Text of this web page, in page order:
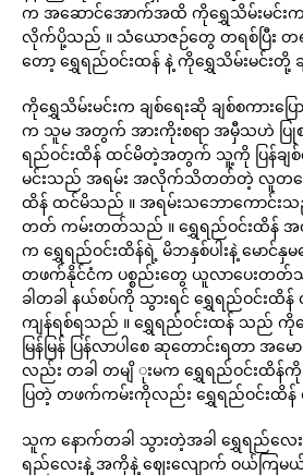
က အဆောင်အောက်အထိ ကိုရွှေသိမ်းမင်း
လိုက်ပို့သည် ။ သံယောဇဉ်တွေ တရစ်ပြီး တရ
တော့ ရွှေရည်ဝင်းထန် နဲ့ ကိုရွှေသိမ်းမင်းတို့
ကိုရွှေသိမ်းမင်းက ချစ်ရေးဆို ချစ်စကားပြ
က သူမ အတွက် အားကိုးစရာ အမှီသဟဲ ပ
ရည်ဝင်းထိန် ထင်မိတဲ့အတွက် သူ့ကို ပြန်ခ
မင်းသည် အရမ်း အလိုက်သိတတ်တဲ့ လူတယ
ထိန် ထင်မိသည် ။ အရမ်းသဘောကောင်းသည်
တတ် ကမ်းတတ်သည် ။ ရွှေရည်ဝင်းထိန်
က ရွှေရည်ဝင်းထိန်ရဲ့ မိဘနှစ်ပါးနဲ့ မော
တဖက်နိုင်ငံက ပစ္စည်းတွေ ယူလာပေးတတ်
ခါတခါ နယ်စပ်ကို သွားရင် ရွှေရည်ဝင်းထိန်
ကျန်ရစ်ရသည် ။ ရွှေရည်ဝင်းထန် သည် ကို
မြန်မြန် ပြန်လာပါစေ ဆုတောင်းရတာ အမေ
လည်း တခါ တမျိ ုးမက ရွှေရည်ဝင်းထိန်ကို
ပြတဲ့ တဖက်ကမ်းကိုလည်း ရွှေရည်ဝင်းထိန်
သူက နောက်တခါ သွားတဲ့အခါ ရွှေရည်လေ
ရည်လေးနဲ့ အကိုနဲ့ ဈေးလျောက် ဝယ်ကြမယ်